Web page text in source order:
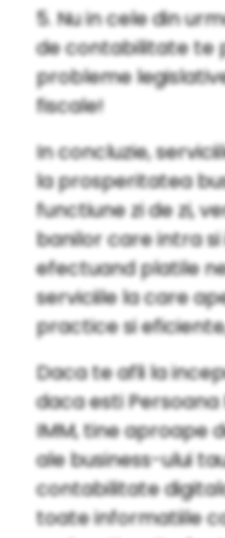
5. Nu in cele din
de contabilitate te
probleme
fiscale!
In concluzie,
la prosperitatea
functiune zi de zi,
banilor care intra si
efectuand platile
serviciile la care
practice si
Daca te afli la
daca esti Persoana
IMM, tine aproape
ale business-ului
contabilitate
toate informatiile